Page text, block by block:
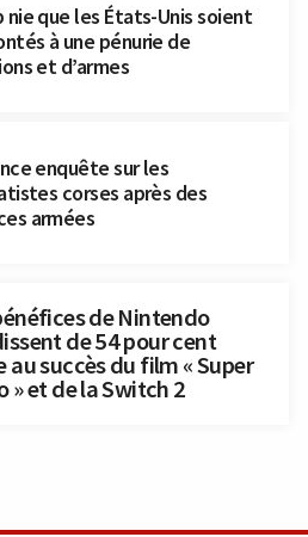
nie que les États-Unis soient
à une pénurie de
et d’armes
enquête sur les
corses après des
armées
de Nintendo
de 54 pour cent
au succès du film « Super
» et de la Switch 2